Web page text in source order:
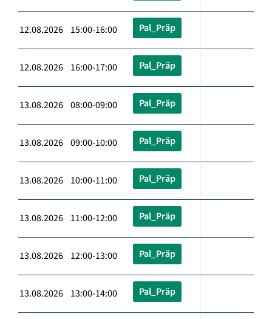
12.08.2026 15:00-16:00 Pal_Präp
12.08.2026 16:00-17:00 Pal_Präp
13.08.2026 08:00-09:00 Pal_Präp
13.08.2026 09:00-10:00 Pal_Präp
13.08.2026 10:00-11:00 Pal_Präp
13.08.2026 11:00-12:00 Pal_Präp
13.08.2026 12:00-13:00 Pal_Präp
13.08.2026 13:00-14:00 Pal_Präp